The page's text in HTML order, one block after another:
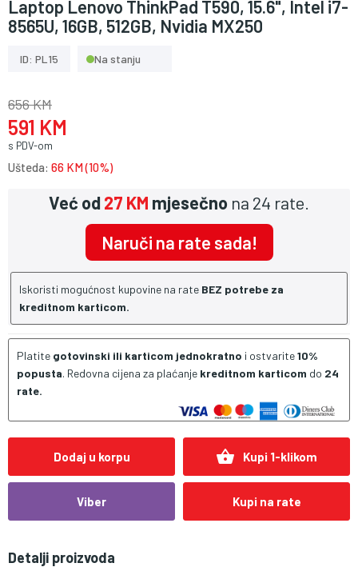
Laptop Lenovo ThinkPad T590, 15.6", Intel i7-
8565U, 16GB, 512GB, Nvidia MX250
ID: PL15 Na stanju
656 KM
591 KM
s PDV-om
Ušteda: 66 KM (10%)
Već od27 KM mjesečno na 24 rate.
Naruči na rate sada!
Iskoristi mogućnost kupovine na rate BEZ potrebe za
kreditnom karticom.
Platite gotovinski ili karticom jednokratno i ostvarite10%
popusta. Redovna cijena za plaćanje kreditnom karticom do 24
rate.
Dodaj u korpu shopping_basket Kupi 1-klikom
Viber Kupi na rate
Detalji proizvoda